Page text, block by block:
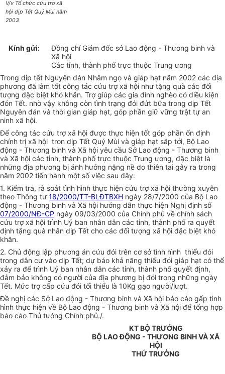
V/v Tổ chức cứu trợ xã
hội dịp Tết Quý Mùi năm
2003
Kính gửi:
Đồng chí Giám đốc sở Lao động - Thương binh và
Xã hội
Các tỉnh, thành phố trực thuộc Trung ương
Trong dịp tết Nguyên đán Nhâm ngọ và giáp hạt năm 2002 các địa
phương đã làm tốt công tác cứu trợ xã hội như tặng quà các đối
tượng đặc biệt khó khăn. Trợ giúp các gia đình nghèo có điều kiện
đón Tết. nhờ vậy không còn tình trạng đói đứt bữa trong dịp Tết
Nguyên đán và thời gian giáp hạt, góp phần giữ vững trật tự an
ninh xã hội.
Để công tác cứu trợ xã hội được thực hiện tốt góp phần ổn định
chính trị xã hội tron dịp Tết Quý Mùi và giáp hạt sắp tới, Bộ Lao
động - Thương binh và Xã hội yêu cầu Sở Lao động - Thương binh
và Xã hội các tỉnh, thành phố trực thuộc Trung ương, đặc biệt là
những địa phương bị ảnh hưởng nặng nề do thiên tai gây ra trong
năm 2002 tiến hành một số việc sau đây:
1. Kiểm tra, rà soát tình hình thực hiện cứu trợ xã hội thường xuyên
theo Thông tư 18/2000/TT-BLĐTBXH ngày 28/7/2000 của Bộ Lao
động - Thương binh và Xã hội hướng dẫn thực hiện Nghị định số
07/2000/NĐ-CP ngày 09/03/2000 của Chính phủ về chính sách
cứu trợ xã hội trình Uỷ ban nhân dân các tỉnh, thành phố ra quyết
định tặng quà nhân dịp Tết cho các đối tượng xã hội đặc biệt khó
khăn.
2. Chủ động lập phương án cứu đói trên cơ sở tình hình thiếu đói
trong dân cư vào dịp Tết; dự báo khả năng thiếu đói giáp hạt có thể
xảy ra để trình Uỷ ban nhân dân các tỉnh, thành phố quyết định,
đảm bảo không có người của địa phương bị đói trong những ngày
Tết. Mức trợ cấp cứu đói tối thiểu là 10Kg gạo người/lượt.
Đề nghị các Sở Lao động - Thương binh và Xã hội báo cáo gấp tình
hình thực hiện về Bộ Lao động - Thương binh và Xã hội để tổng hợp
báo cáo Thủ tướng Chính phủ./.
KT BỘ TRƯỞNG
BỘ LAO ĐỘNG - THƯƠNG BINH VÀ XÃ
HỘI
THỨ TRƯỞNG